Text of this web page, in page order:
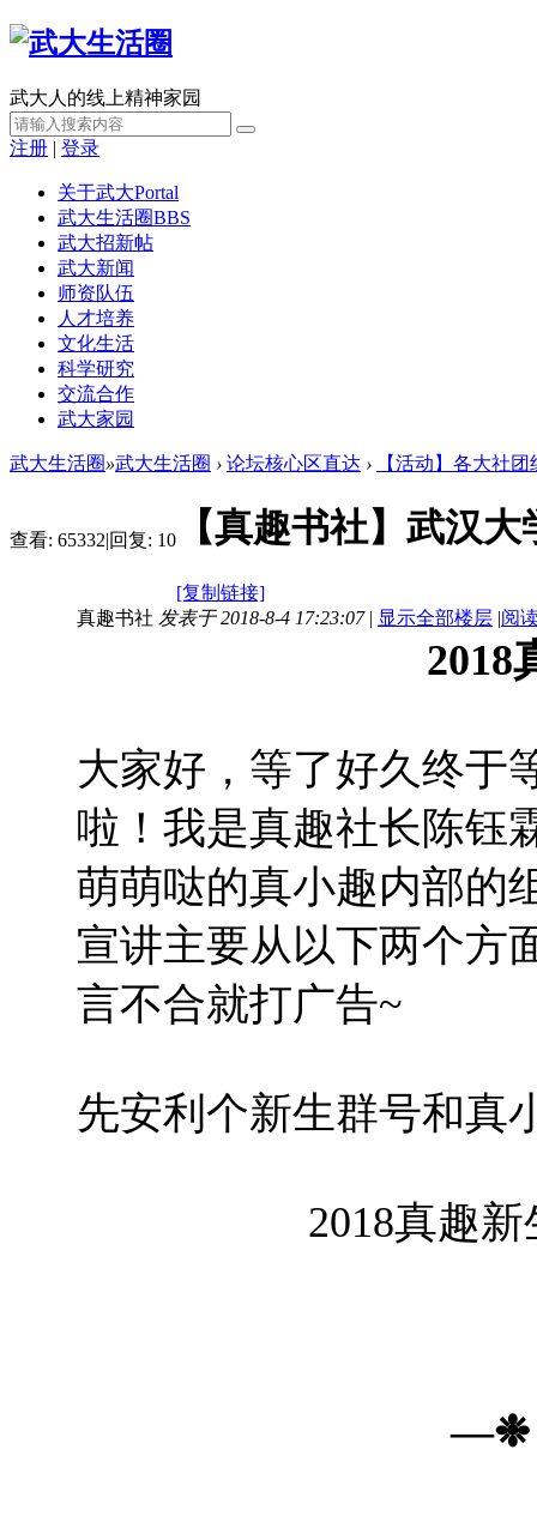
武大人的线上精神家园
注册 | 登录
关于武大Portal
武大生活圈BBS
武大招新帖
武大新闻
师资队伍
人才培养
文化生活
科学研究
交流合作
武大家园
武大生活圈»武大生活圈 › 论坛核心区直达 › 【活动】各大社
查看: 65332|回复: 10 【真趣书社】武汉
[复制链接]
真趣书社 发表于 2018-8-4 17:23:07 | 显示全部楼层 |阅
2018
大家好，等了好久终于
啦！我是真趣社长陈钰
萌萌哒的真小趣内部的
宣讲主要从以下两个方
言不合就打广告~
先安利个新生群号和真
2018真趣
—❉